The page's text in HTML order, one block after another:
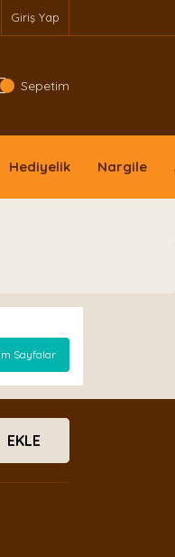
Giriş Yap
Sepetim
Hediyelik Nargile
Sayfalar
EKLE